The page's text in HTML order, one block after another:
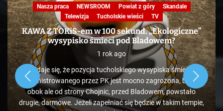
Nasza praca NEWSROOM Powiat z góry
Skandale
Telewizja
Tucholskie wieści TV
KAWA Z TOKiS-em w 100 sekund. „Ekologiczne”
wysypisko śmieci pod Bladowem?
1 rok ago
Zdaje się, że pozycja tucholskiego wysypiska śmieci
administrowanego przez PK jest mocno zagrożona, bo tuż
obok ale od strony Chojnic, przed Bladowem, powstało
drugie, darmowe. Jeżeli zapełniać się będzie w takim tempie,